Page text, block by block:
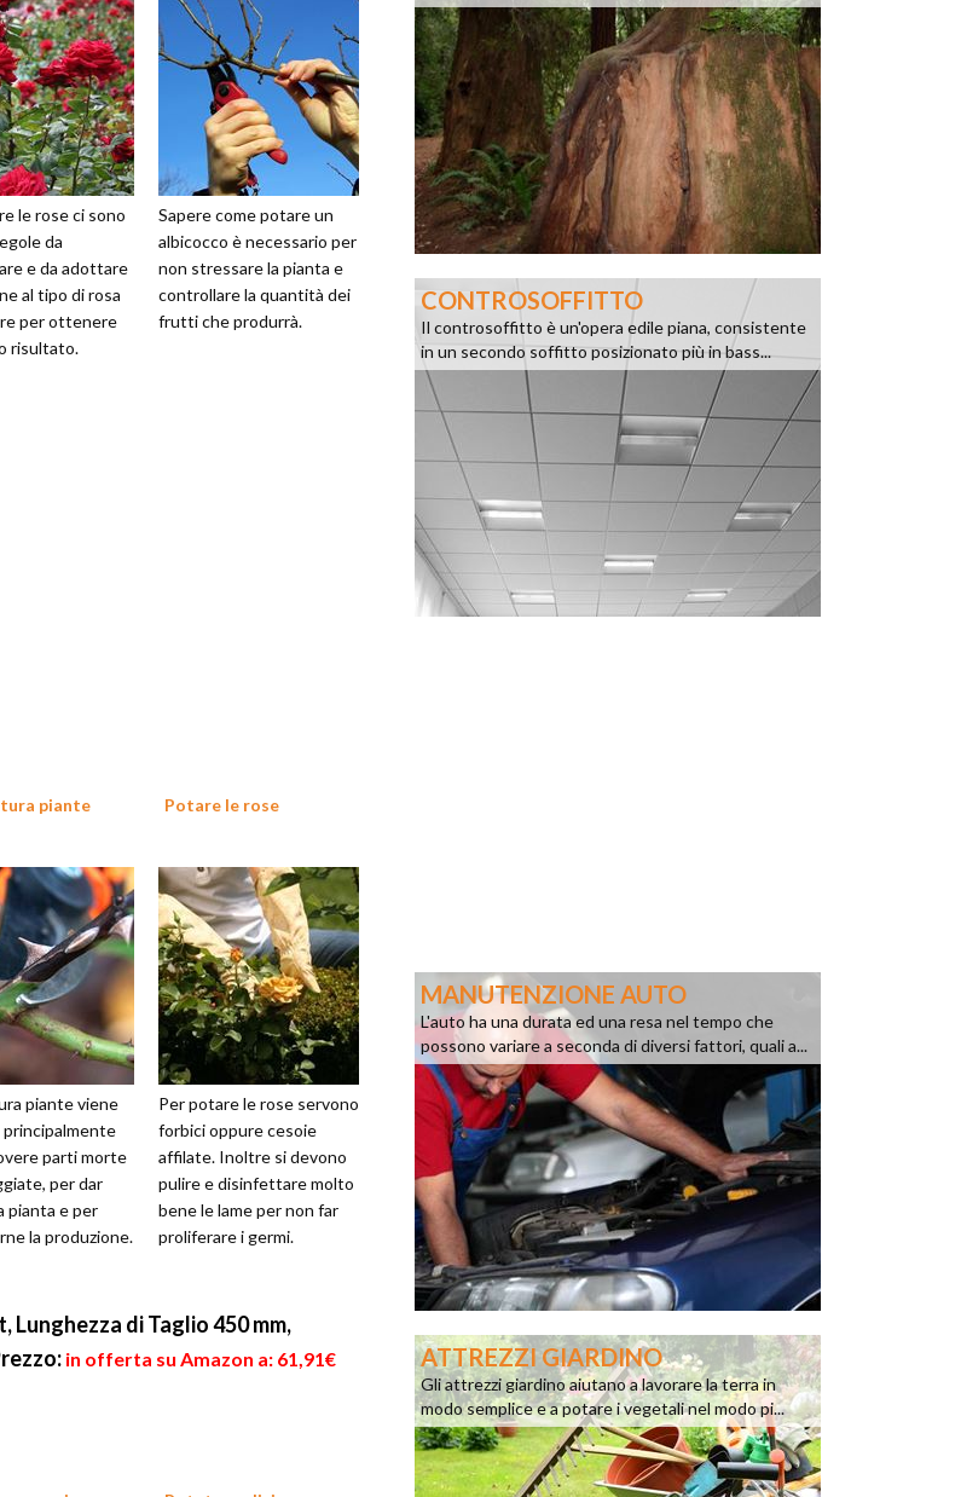
le rose ci sono
da
e da adottare
al tipo di rosa
per ottenere
risultato.
Sapere come potare un
albicocco è necessario per
non stressare la pianta e
controllare la quantità dei
frutti che produrrà.
piante
piante viene
parti morte
per dar
pianta e per
la produzione.
Potare le rose
Per potare le rose servono
forbici oppure cesoie
affilate. Inoltre si devono
pulire e disinfettare molto
bene le lame per non far
proliferare i germi.
Lunghezza di Taglio 450 mm,
in offerta su Amazon a: 61,91€
CONTROSOFFITTO
Il controsoffitto è un'opera edile piana, consistente
in un secondo soffitto posizionato più in bass...
MANUTENZIONE AUTO
L'auto ha una durata ed una resa nel tempo che
possono variare a seconda di diversi fattori, quali a...
ATTREZZI GIARDINO
Gli attrezzi giardino aiutano a lavorare la terra in
modo semplice e a potare i vegetali nel modo pi...